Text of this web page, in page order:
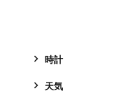
時計
天気